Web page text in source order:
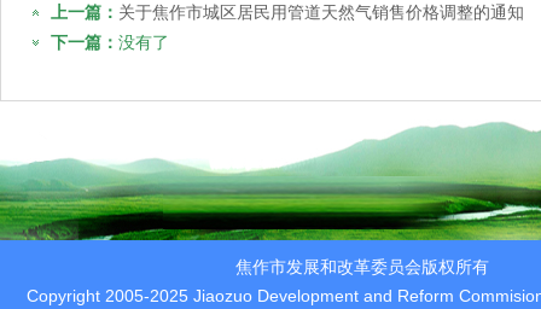
上一篇： 关于焦作市城区居民用管道天然气销售价格调整的通知
下一篇： 没有了
焦作市发展和改革委员会版权所有
Copyright 2005-2025 Jiaozuo Development and Reform